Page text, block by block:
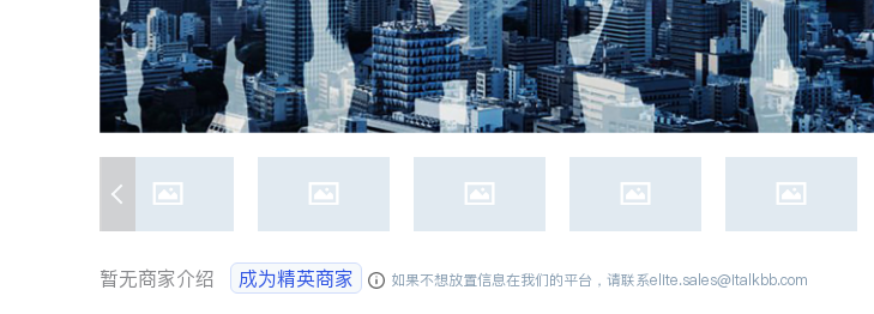
暂无商家介绍 成为精英商家 如果不想放置信息在我们的平台，请联系elite.sales@italkbb.com